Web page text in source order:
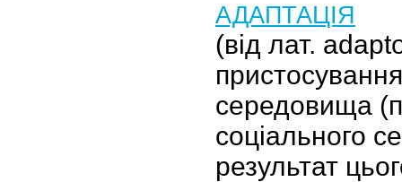
АДАПТАЦІЯ
(від лат.
середовища
соціального
результат